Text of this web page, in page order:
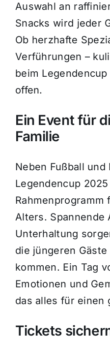
Auswahl an
Snacks wird jeder
Ob herzhafte
Verführungen –
beim
offen.
Ein Event für
Familie
Neben Fußball
Legendencup
Rahmenprogramm
Alters. Spannende
Unterhaltung
die jüngeren
kommen. Ein Tag
Emotionen und
das alles für einen
Tickets